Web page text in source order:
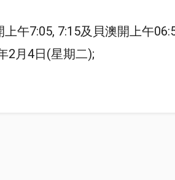
午7:05, 7:15及貝澳開上午
2月4日(星期二);